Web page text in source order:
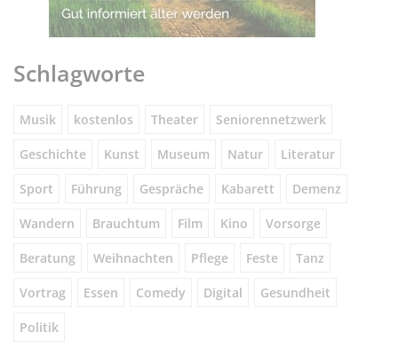
Schlagworte
Musik kostenlos Theater Seniorennetzwerk
Geschichte Kunst Museum Natur Literatur
Sport Führung Gespräche Kabarett Demenz
Wandern Brauchtum Film Kino Vorsorge
Beratung Weihnachten Pflege Feste Tanz
Vortrag Essen Comedy Digital Gesundheit
Politik